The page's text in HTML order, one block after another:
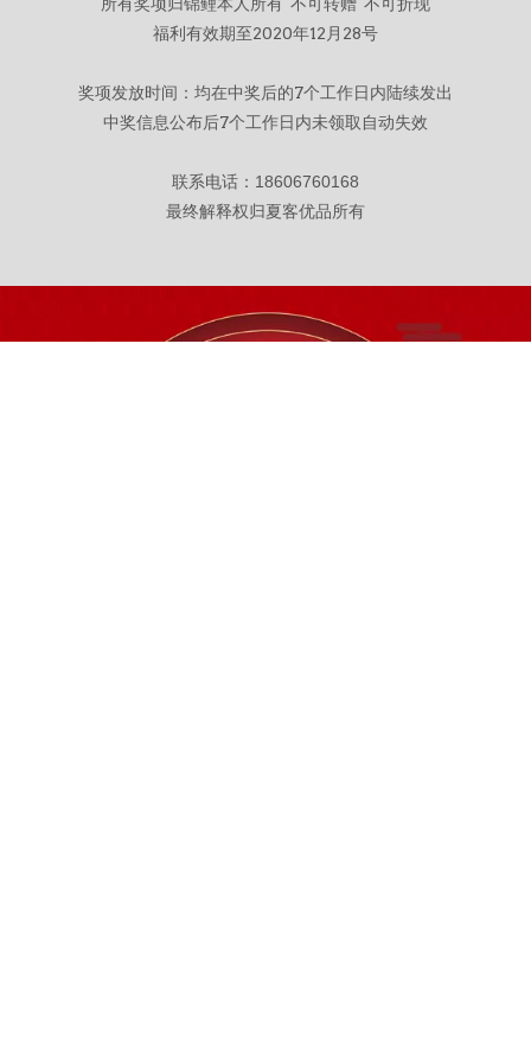
福利有效期至2020年12月28号
奖项发放时间：均在中奖后的7个工作日内陆续发出
中奖信息公布后7个工作日内未领取自动失效
联系电话： 18606760168
最终解释权归夏客优品所有